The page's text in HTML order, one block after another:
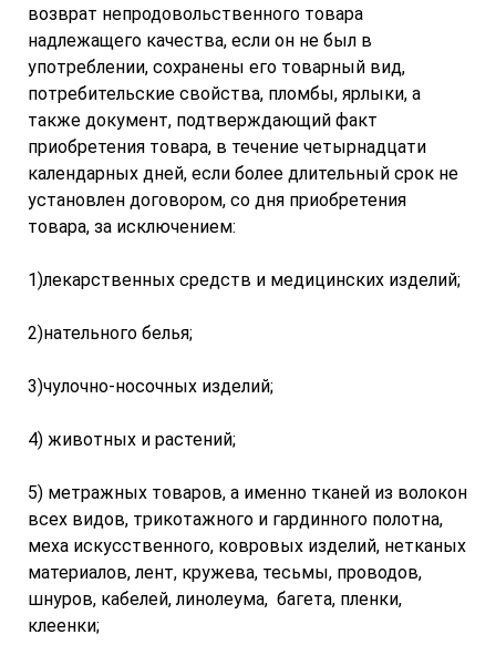
возврат непродовольственного товара
надлежащего качества, если он не был в
употреблении, сохранены его товарный вид,
потребительские свойства, пломбы, ярлыки, а
также документ, подтверждающий факт
приобретения товара, в течение четырнадцати
календарных дней, если более длительный срок не
установлен договором, со дня приобретения
товара, за исключением:
1)лекарственных средств и медицинских изделий;
2)нательного белья;
3)чулочно-носочных изделий;
4) животных и растений;
5) метражных товаров, а именно тканей из волокон
всех видов, трикотажного и гардинного полотна,
меха искусственного, ковровых изделий, нетканых
материалов, лент, кружева, тесьмы, проводов,
шнуров, кабелей, линолеума, багета, пленки,
клеенки;